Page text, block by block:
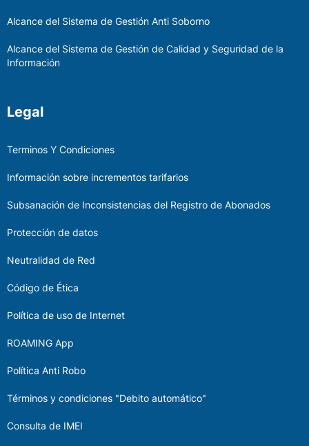
Alcance del Sistema de Gestión Anti Soborno
Alcance del Sistema de Gestión de Calidad y Seguridad de la
Información
Legal
Terminos Y Condiciones
Información sobre incrementos tarifarios
Subsanación de Inconsistencias del Registro de Abonados
Protección de datos
Neutralidad de Red
Código de Ética
Política de uso de Internet
ROAMING App
Política Anti Robo
Términos y condiciones "Debito automático"
Consulta de IMEI